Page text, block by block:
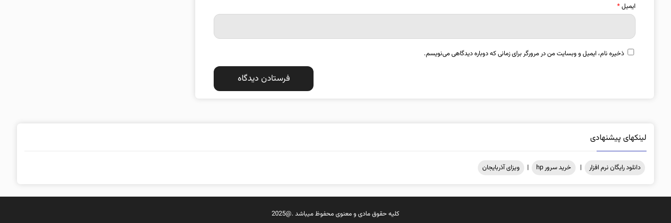
ایمیل*
ذخیره نام، ایمیل و وبسایت من در مرورگر برای زمانی که دوباره دیدگاهی می‌نویسم.
لینکهای پیشنهادی
دانلود رایگان نرم افزار | خرید سرور hp | ویزای آذربایجان
کلیه حقوق مادی و معنوی محفوظ میباشد .@2025